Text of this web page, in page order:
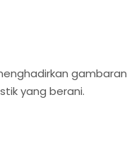
gambaran
yang berani.